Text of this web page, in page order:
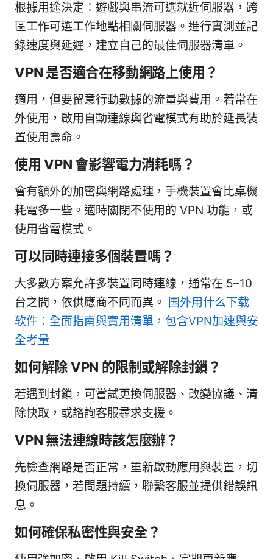
根據用途決定：遊戲與串流可選就近伺服器，跨
區工作可選工作地點相關伺服器。進行實測並記
錄速度與延遲，建立自己的最佳伺服器清單。
VPN 是否適合在移動網路上使用？
適用，但要留意行動數據的流量與費用。若常在
外使用，啟用自動連線與省電模式有助於延長裝
置使用壽命。
使用 VPN 會影響電力消耗嗎？
會有額外的加密與網路處理，手機裝置會比桌機
耗電多一些。適時關閉不使用的 VPN 功能，或
使用省電模式。
可以同時連接多個裝置嗎？
大多數方案允許多裝置同時連線，通常在 5–10
台之間，依供應商不同而異。
国外用什么下载
软件：全面指南與實用清單，包含VPN加速與安
全考量
如何解除 VPN 的限制或解除封鎖？
若遇到封鎖，可嘗試更換伺服器、改變協議、清
除快取，或諮詢客服尋求支援。
VPN 無法連線時該怎麼辦？
先檢查網路是否正常，重新啟動應用與裝置，切
換伺服器，若問題持續，聯繫客服並提供錯誤訊
息。
如何確保私密性與安全？